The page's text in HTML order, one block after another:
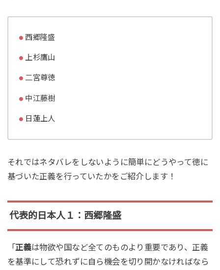
西郷隆盛
上杉鷹山
二宮尊徳
中江藤樹
日蓮上人
それではネタバレをしないように簡単にどうやって徳に
基づいた正義を行っていたかをご紹介します！
代表的日本人１：西郷隆盛
「正義は物欲や国など全てのものより重要であり、正義
を基準にして恐れずに自ら機会を切り開かなければなら